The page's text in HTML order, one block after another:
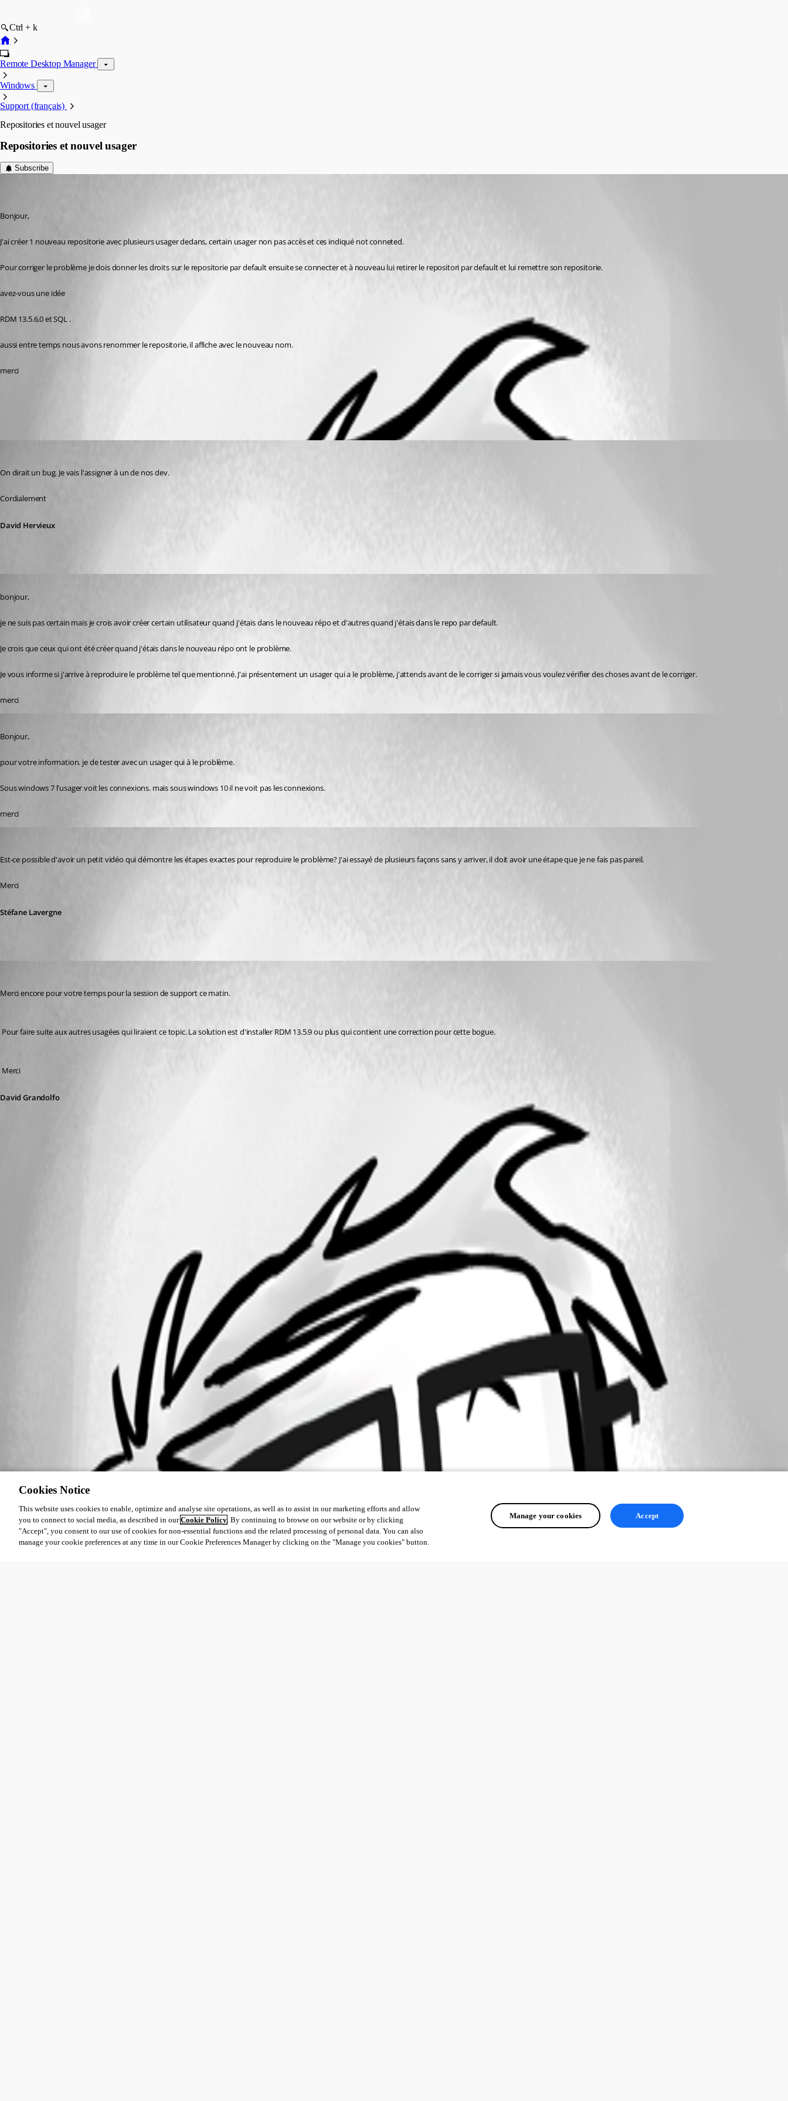
Ctrl + k
Remote Desktop Manager
Windows
Support (français)
Repositories et nouvel usager
Repositories et nouvel usager
Subscribe
Bonjour,
J'ai créer 1 nouveau repositorie avec plusieurs usager dedans, certain usager non pas accès et ces indiqué not conneted.
Pour corriger le problème je dois donner les droits sur le repositorie par default ensuite se connecter et à nouveau lui retirer le repositori par default et lui remettre son repositorie.
avez-vous une idée
RDM 13.5.6.0 et SQL .
aussi entre temps nous avons renommer le repositorie, il affiche avec le nouveau nom.
merci
On dirait un bug. Je vais l'assigner à un de nos dev.
Cordialement
David Hervieux
bonjour,
je ne suis pas certain mais je crois avoir créer certain utilisateur quand j'étais dans le nouveau répo et d'autres quand j'étais dans le repo par default.
Je crois que ceux qui ont été créer quand j'étais dans le nouveau répo ont le problème.
Je vous informe si j'arrive à reproduire le problème tel que mentionné. J'ai présentement un usager qui a le problème, j'attends avant de le corriger si jamais vous voulez vérifier des choses avant de le corriger.
merci
Bonjour,
pour votre information. je de tester avec un usager qui à le problème.
Sous windows 7 l'usager voit les connexions. mais sous windows 10 il ne voit pas les connexions.
merci
Est-ce possible d'avoir un petit vidéo qui démontre les étapes exactes pour reproduire le problème? J'ai essayé de plusieurs façons sans y arriver, il doit avoir une étape que je ne fais pas pareil.
Merci
Stéfane Lavergne
Merci encore pour votre temps pour la session de support ce matin.
Pour faire suite aux autres usagées qui liraient ce topic. La solution est d'installer RDM 13.5.9 ou plus qui contient une correction pour cette bogue.
Merci
David Grandolfo
Cookies Notice
This website uses cookies to enable, optimize and analyse site operations, as well as to assist in our marketing efforts and allow
you to connect to social media, as described in ourCookie Policy. By continuing to browse on our website or by clicking
"Accept", you consent to our use of cookies for non-essential functions and the related processing of personal data. You can also
manage your cookie preferences at any time in our Cookie Preferences Manager by clicking on the "Manage you cookies" button.
Manage your cookies Accept